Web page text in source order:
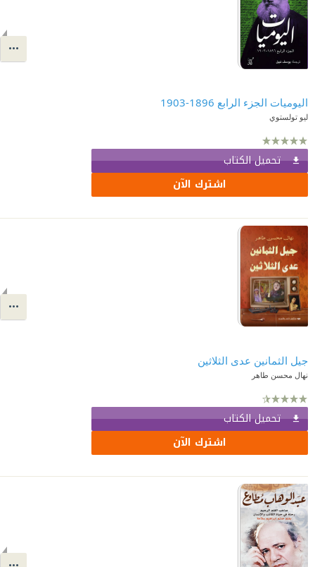
اليوميات الجزء الرابع 1896-1903
ليو تولستوي
تحميل الكتاب
اشترك الآن
جيل الثمانين عدى الثلاثين
نهال محسن طاهر
تحميل الكتاب
اشترك الآن